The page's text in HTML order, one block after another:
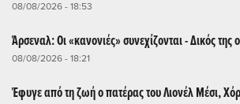
08/08/2026 - 18:53
Άρσεναλ: Οι «κανονιές» συνεχίζονται - Δικός
08/08/2026 - 18:21
Έφυγε από τη ζωή ο πατέρας του Λιονέλ Μέσι,